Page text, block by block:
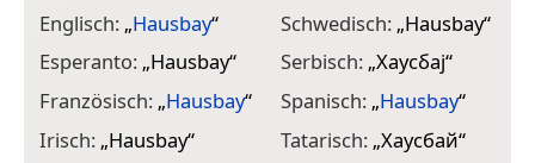
Englisch: „Hausbay“
Esperanto: „Hausbay“
Französisch: „Hausbay“
Irisch: „Hausbay“
Schwedisch: „Hausbay“
Serbisch: „Хаусбај“
Spanisch: „Hausbay“
Tatarisch: „Хаусбай“